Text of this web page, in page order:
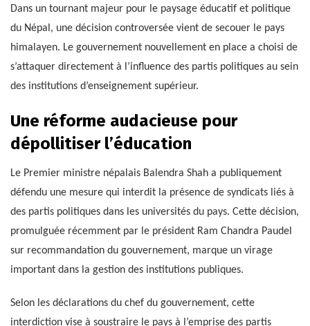
Dans un tournant majeur pour le paysage éducatif et politique
du Népal, une décision controversée vient de secouer le pays
himalayen. Le gouvernement nouvellement en place a choisi de
s’attaquer directement à l’influence des partis politiques au sein
des institutions d’enseignement supérieur.
Une réforme audacieuse pour
dépollitiser l’éducation
Le Premier ministre népalais Balendra Shah a publiquement
défendu une mesure qui interdit la présence de syndicats liés à
des partis politiques dans les universités du pays. Cette décision,
promulguée récemment par le président Ram Chandra Paudel
sur recommandation du gouvernement, marque un virage
important dans la gestion des institutions publiques.
Selon les déclarations du chef du gouvernement, cette
interdiction vise à soustraire le pays à l’emprise des partis